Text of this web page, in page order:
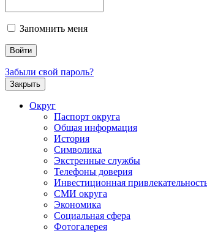
Запомнить меня
Забыли свой пароль?
Закрыть
Округ
Паспорт округа
Общая информация
История
Символика
Экстренные службы
Телефоны доверия
Инвестиционная
СМИ округа
Экономика
Социальная сфера
Фотогалерея